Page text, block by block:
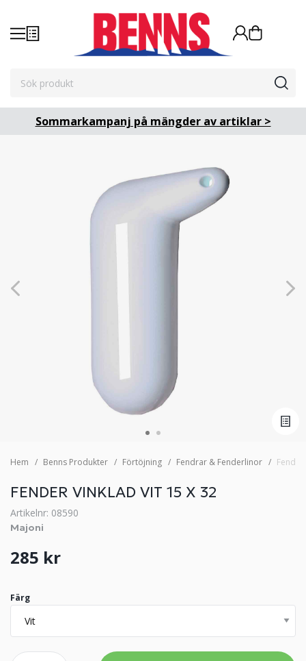
Sommarkampanj på mängder av artiklar >
Hem Benns Produkter Förtöjning Fendrar & Fenderlinor
FENDER VINKLAD VIT 15 X 32
Artikelnr: 08590
Majoni
285 kr
Färg